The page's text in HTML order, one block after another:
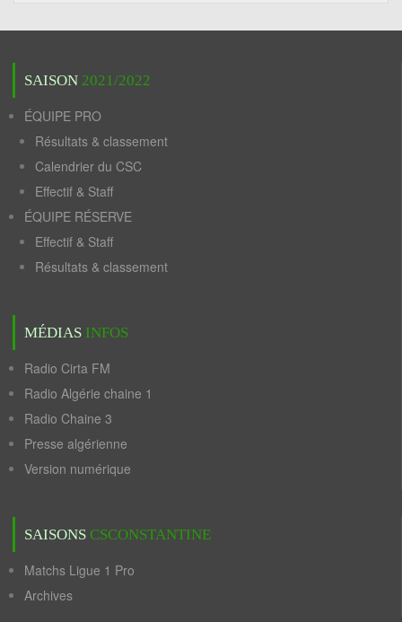
SAISON 2021/2022
ÉQUIPE PRO
Résultats & classement
Calendrier du CSC
Effectif & Staff
ÉQUIPE RÉSERVE
Effectif & Staff
Résultats & classement
MÉDIAS INFOS
Radio Cirta FM
Radio Algérie chaine 1
Radio Chaine 3
Presse algérienne
Version numérique
SAISONS CSCONSTANTINE
Matchs Ligue 1 Pro
Archives